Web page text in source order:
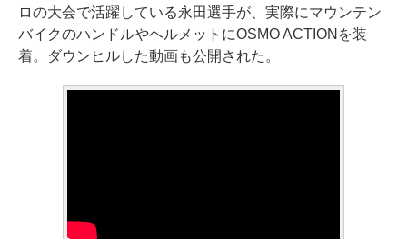
ロの大会で活躍している永田選手が、実際にマウンテン
バイクのハンドルやヘルメットにOSMO ACTIONを装
着。ダウンヒルした動画も公開された。